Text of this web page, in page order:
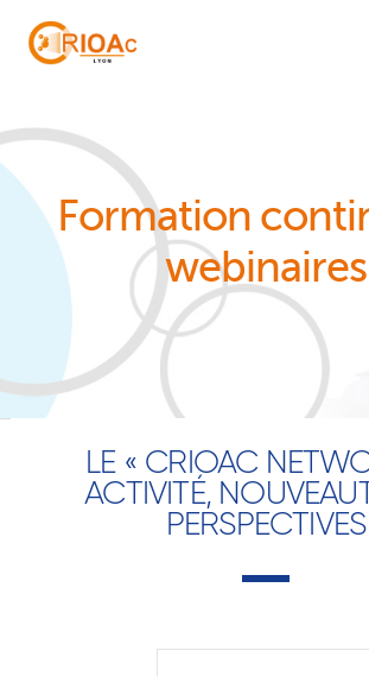
Formation
webinaires
LE « CRIOAC
ACTIVITÉ,
PERSPECTIVES
Panneau de gestion des cookies